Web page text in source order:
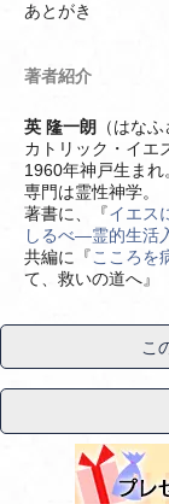
あとがき
著者紹介
英 隆一朗 （はな
カトリック・イエ
1960年神戸生まれ
専門は霊性神学。
著書に、『イエス
しるべ―霊的生活
共編に『こころを
て、救いの道へ』
こ